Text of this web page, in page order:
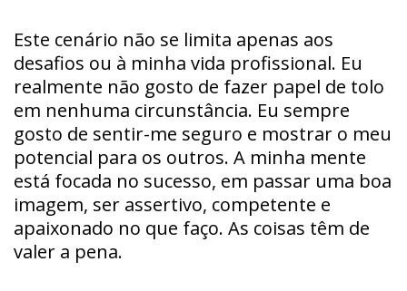
Este cenário não se limita apenas aos
desafios ou à minha vida profissional. Eu
realmente não gosto de fazer papel de tolo
em nenhuma circunstância. Eu sempre
gosto de sentir-me seguro e mostrar o meu
potencial para os outros. A minha mente
está focada no sucesso, em passar uma boa
imagem, ser assertivo, competente e
apaixonado no que faço. As coisas têm de
valer a pena.